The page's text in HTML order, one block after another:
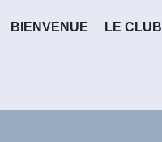
BIENVENUE LE CLUB